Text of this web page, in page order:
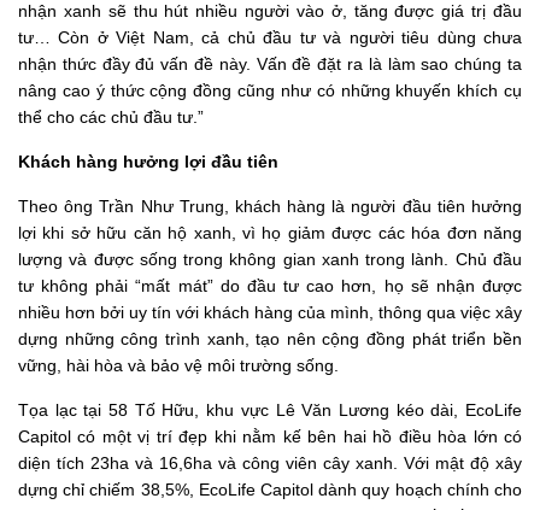
nhận xanh sẽ thu hút nhiều người vào ở, tăng được giá trị đầu
tư… Còn ở Việt Nam, cả chủ đầu tư và người tiêu dùng chưa
nhận thức đầy đủ vấn đề này. Vấn đề đặt ra là làm sao chúng ta
nâng cao ý thức cộng đồng cũng như có những khuyến khích cụ
thể cho các chủ đầu tư.”
Khách hàng hưởng lợi đầu tiên
Theo ông Trần Như Trung, khách hàng là người đầu tiên hưởng
lợi khi sở hữu căn hộ xanh, vì họ giảm được các hóa đơn năng
lượng và được sống trong không gian xanh trong lành. Chủ đầu
tư không phải “mất mát” do đầu tư cao hơn, họ sẽ nhận được
nhiều hơn bởi uy tín với khách hàng của mình, thông qua việc xây
dựng những công trình xanh, tạo nên cộng đồng phát triển bền
vững, hài hòa và bảo vệ môi trường sống.
Tọa lạc tại 58 Tố Hữu, khu vực Lê Văn Lương kéo dài, EcoLife
Capitol có một vị trí đẹp khi nằm kế bên hai hồ điều hòa lớn có
diện tích 23ha và 16,6ha và công viên cây xanh. Với mật độ xây
dựng chỉ chiếm 38,5%, EcoLife Capitol dành quy hoạch chính cho